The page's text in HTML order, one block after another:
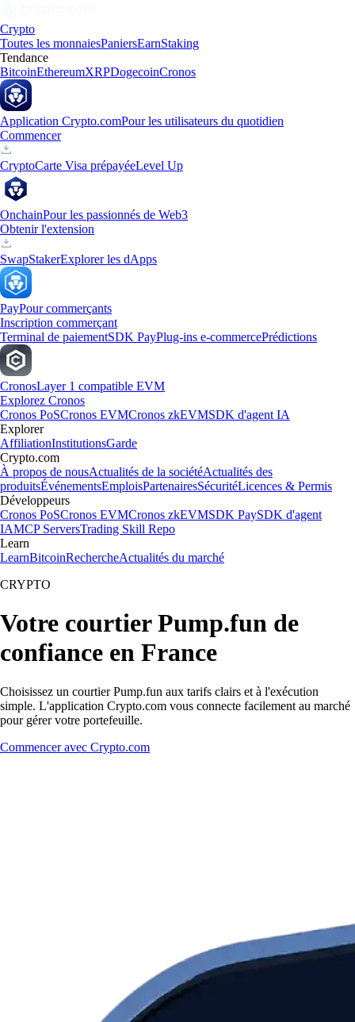
Crypto
Toutes les monnaiesPaniersEarnStaking
Tendance
BitcoinEthereumXRPDogecoinCronos
Application Crypto.comPour les utilisateurs du quotidien
Commencer
CryptoCarte Visa prépayéeLevel Up
OnchainPour les passionnés de Web3
Obtenir l'extension
SwapStakerExplorer les dApps
PayPour commerçants
Inscription commerçant
Terminal de paiementSDK PayPlug-ins e-commercePrédictions
CronosLayer 1 compatible EVM
Explorez Cronos
Cronos PoSCronos EVMCronos zkEVMSDK d'agent IA
Explorer
AffiliationInstitutionsGarde
Crypto.com
À propos de nousActualités de la sociétéActualités des
produitsÉvénementsEmploisPartenairesSécuritéLicences & Permis
Développeurs
Cronos PoSCronos EVMCronos zkEVMSDK PaySDK d'agent
IAMCP ServersTrading Skill Repo
Learn
LearnBitcoinRechercheActualités du marché
CRYPTO
Votre courtier Pump.fun de
confiance en France
Choisissez un courtier Pump.fun aux tarifs clairs et à l'exécution
simple. L'application Crypto.com vous connecte facilement au marché
pour gérer votre portefeuille.
Commencer avec Crypto.com